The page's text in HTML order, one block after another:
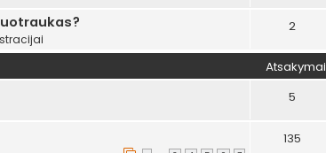
2
Atsakymai
5
135